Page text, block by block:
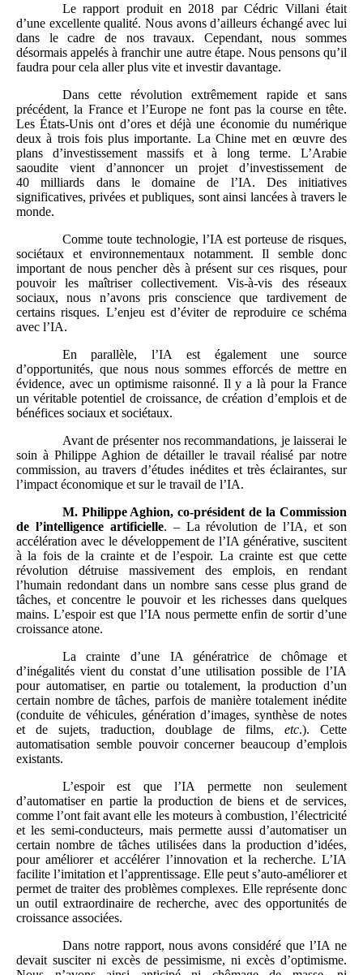
Le rapport produit en 2018 par Cédric Villani était
d’une excellente qualité. Nous avons d’ailleurs échangé avec lui
dans le cadre de nos travaux. Cependant, nous sommes
désormais appelés à franchir une autre étape. Nous pensons qu’il
faudra pour cela aller plus vite et investir davantage.
Dans cette révolution extrêmement rapide et sans
précédent, la France et l’Europe ne font pas la course en tête.
Les États‑Unis ont d’ores et déjà une économie du numérique
deux à trois fois plus importante. La Chine met en œuvre des
plans d’investissement massifs et à long terme. L’Arabie
saoudite vient d’annoncer un projet d’investissement de
40 milliards dans le domaine de l’IA. Des initiatives
significatives, privées et publiques, sont ainsi lancées à travers le
monde.
Comme toute technologie, l’IA est porteuse de risques,
sociétaux et environnementaux notamment. Il semble donc
important de nous pencher dès à présent sur ces risques, pour
pouvoir les maîtriser collectivement. Vis‑à‑vis des réseaux
sociaux, nous n’avons pris conscience que tardivement de
certains risques. L’enjeu est d’éviter de reproduire ce schéma
avec l’IA.
En parallèle, l’IA est également une source
d’opportunités, que nous nous sommes efforcés de mettre en
évidence, avec un optimisme raisonné. Il y a là pour la France
un véritable potentiel de croissance, de création d’emplois et de
bénéfices sociaux et sociétaux.
Avant de présenter nos recommandations, je laisserai le
soin à Philippe Aghion de détailler le travail réalisé par notre
commission, au travers d’études inédites et très éclairantes, sur
l’impact économique et sur le travail de l’IA.
M. Philippe Aghion, co-président de la Commission
de l’intelligence artificielle. – La révolution de l’IA, et son
accélération avec le développement de l’IA générative, suscitent
à la fois de la crainte et de l’espoir. La crainte est que cette
révolution détruise massivement des emplois, en rendant
l’humain redondant dans un nombre sans cesse plus grand de
tâches, et concentre le pouvoir et les richesses dans quelques
mains. L’espoir est que l’IA nous permette enfin de sortir d’une
croissance atone.
La crainte d’une IA génératrice de chômage et
d’inégalités vient du constat d’une utilisation possible de l’IA
pour automatiser, en partie ou totalement, la production d’un
certain nombre de tâches, parfois de manière totalement inédite
(conduite de véhicules, génération d’images, synthèse de notes
et de sujets, traduction, doublage de films, etc.). Cette
automatisation semble pouvoir concerner beaucoup d’emplois
existants.
L’espoir est que l’IA permette non seulement
d’automatiser en partie la production de biens et de services,
comme l’ont fait avant elle les moteurs à combustion, l’électricité
et les semi‑conducteurs, mais permette aussi d’automatiser un
certain nombre de tâches utilisées dans la production d’idées,
pour améliorer et accélérer l’innovation et la recherche. L’IA
facilite l’imitation et l’apprentissage. Elle peut s’auto-améliorer et
permet de traiter des problèmes complexes. Elle représente donc
un outil extraordinaire de recherche, avec des opportunités de
croissance associées.
Dans notre rapport, nous avons considéré que l’IA ne
devait susciter ni excès de pessimisme, ni excès d’optimisme.